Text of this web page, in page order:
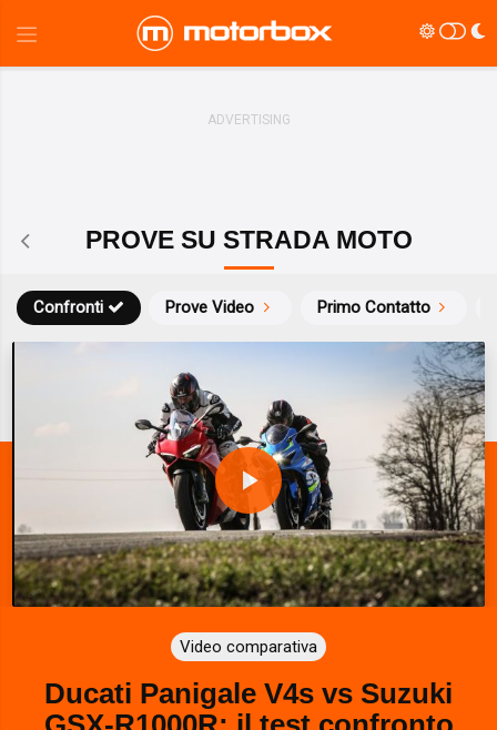
PROVE SU STRADA MOTO
Prove Video
Confronti Primo Contatto
P
l
a
y
V
Video comparativa
Ducati Panigale V4s vs Suzuki